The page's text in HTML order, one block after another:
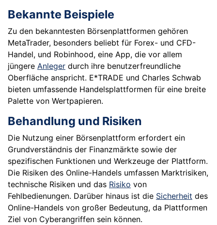
Bekannte Beispiele
Zu den bekanntesten Börsenplattformen gehören
MetaTrader, besonders beliebt für Forex- und CFD-
Handel, und Robinhood, eine App, die vor allem
jüngere Anleger durch ihre benutzerfreundliche
Oberfläche anspricht. E*TRADE und Charles Schwab
bieten umfassende Handelsplattformen für eine breite
Palette von Wertpapieren.
Behandlung und Risiken
Die Nutzung einer Börsenplattform erfordert ein
Grundverständnis der Finanzmärkte sowie der
spezifischen Funktionen und Werkzeuge der Plattform.
Die Risiken des Online-Handels umfassen Marktrisiken,
technische Risiken und das Risiko von
Fehlbedienungen. Darüber hinaus ist die Sicherheit des
Online-Handels von großer Bedeutung, da Plattformen
Ziel von Cyberangriffen sein können.